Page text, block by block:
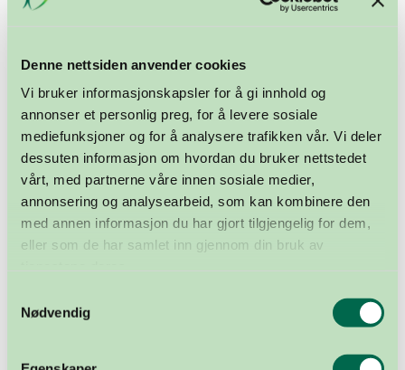
Denne nettsiden anvender cookies
Vi bruker informasjonskapsler for å gi innhold og
annonser et personlig preg, for å levere sosiale
mediefunksjoner og for å analysere trafikken vår. Vi deler
dessuten informasjon om hvordan du bruker nettstedet
vårt, med partnerne våre innen sosiale medier,
annonsering og analysearbeid, som kan kombinere den
med annen informasjon du har gjort tilgjengelig for dem,
eller som de har samlet inn gjennom din bruk av
Nødvendig
Åtte av ti nordmenn er i dag positive til
organdonasjon. Men over en million av dem har
ennå ikke gjort noe med sitt standpunkt. Det vil
si at de hverken har informert sine nærmeste,
eller fylt ut et Donorkort™.
Vi har dratt ut i Oslos gater med Jon Almaas for å møte
noen av disse gjerdesitterne. Kjenner deres nærmeste